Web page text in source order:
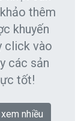
thêm
khuyến
click vào
các sản
tốt!
nhiều